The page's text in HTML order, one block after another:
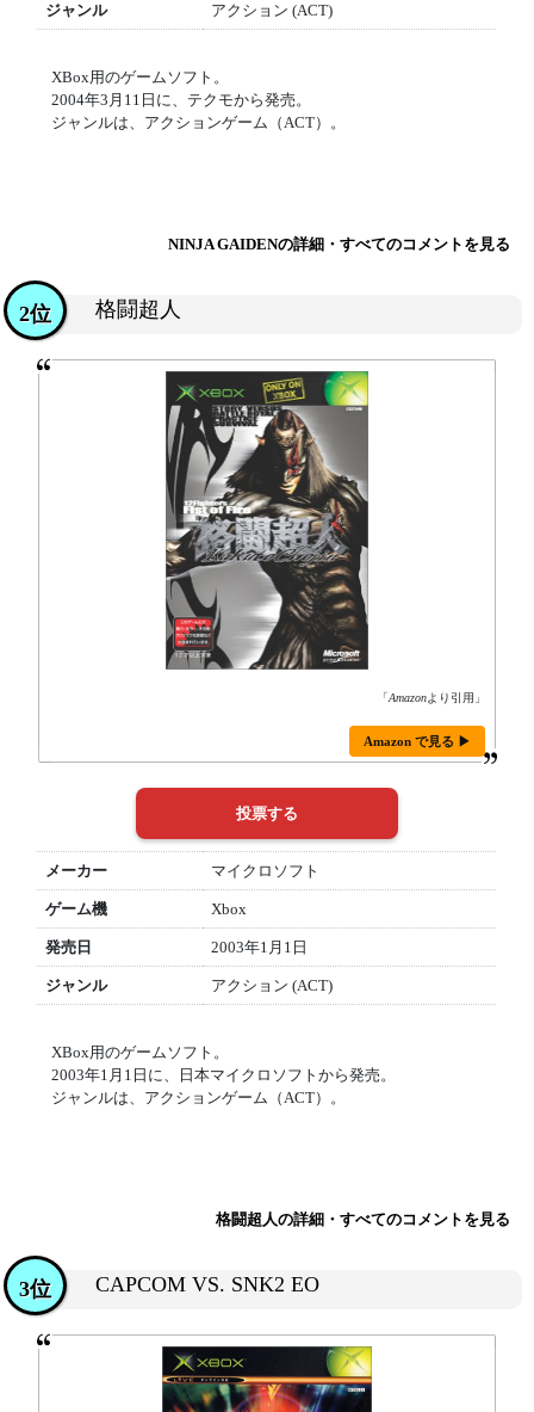
ジャンル アクション (ACT)
XBox用のゲームソフト。
2004年3月11日に、テクモから発売。
ジャンルは、アクションゲーム（ACT）。
NINJA GAIDENの詳細・すべてのコメントを見る
格闘超人
2位
「Amazonより引用」
Amazon で見る ▶
メーカー マイクロソフト
ゲーム機 Xbox
発売日 2003年1月1日
ジャンル アクション (ACT)
XBox用のゲームソフト。
2003年1月1日に、日本マイクロソフトから発売。
ジャンルは、アクションゲーム（ACT）。
格闘超人の詳細・すべてのコメントを見る
CAPCOM VS. SNK2 EO
3位